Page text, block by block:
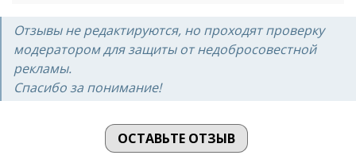
Отзывы не редактируются, но проходят проверку
модератором для защиты от недобросовестной
рекламы.
Спасибо за понимание!
ОСТАВЬТЕ ОТЗЫВ